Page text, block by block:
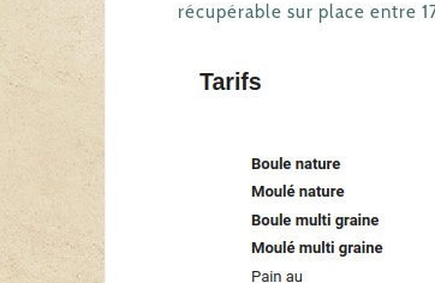
récupérable sur place entre